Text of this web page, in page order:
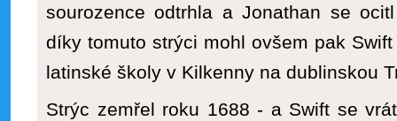
sourozence odtrhla a Jonathan se
díky tomuto strýci mohl ovšem pak
latinské školy v Kilkenny na dublinskou
Strýc zemřel roku 1688 - a Swift se